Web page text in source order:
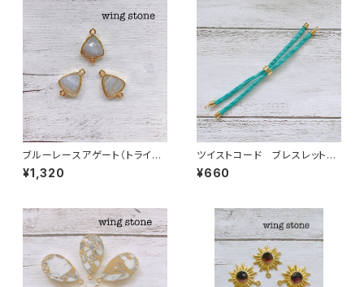
ブルーレースアゲート（トライア
ングル型）２カン
¥1,320
ツイストコード ブレスレット
紐 ターコイズブルー
¥660